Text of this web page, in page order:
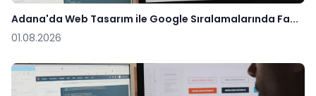
Adana'da Web Tasarım ile Google Sıralamalarında Fa...
01.08.2026